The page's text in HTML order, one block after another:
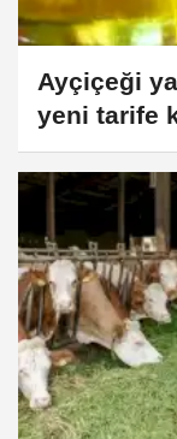
Ayçiçeği
yeni tarife
Kontenjan
çıkabilecek